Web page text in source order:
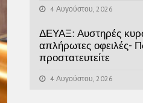
4 Αυγούστου, 2026
ΔΕΥΑΞ: Αυστηρές
απλήρωτες οφειλές-
προστατευτείτε
4 Αυγούστου, 2026